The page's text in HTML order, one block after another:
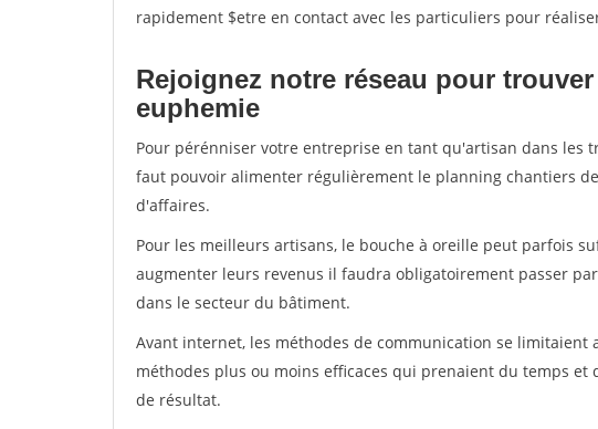
rapidement $etre en contact avec les particuliers pour
Rejoignez notre réseau pour
euphemie
Pour pérénniser votre entreprise en tant qu'artisan dans les
faut pouvoir alimenter régulièrement le planning chantiers
d'affaires.
Pour les meilleurs artisans, le bouche à oreille peut parfois
augmenter leurs revenus il faudra obligatoirement passer
dans le secteur du bâtiment.
Avant internet, les méthodes de communication se limitaient
méthodes plus ou moins efficaces qui prenaient du temps
de résultat.